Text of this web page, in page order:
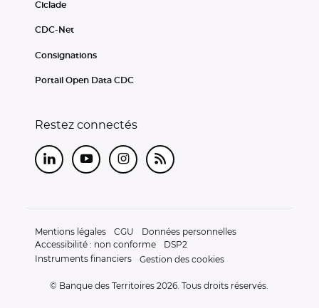
Ciclade
CDC-Net
Consignations
Portail Open Data CDC
Restez connectés
LinkedInYoutubeInstagram
RSS
Mentions légales CGU
Données personnelles
Accessibilité : non conforme
DSP2
Instruments financiers
Gestion des cookies
© Banque des Territoires 2026. Tous droits réservés.